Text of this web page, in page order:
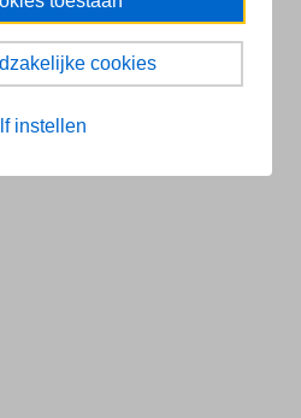
cookies
instellen